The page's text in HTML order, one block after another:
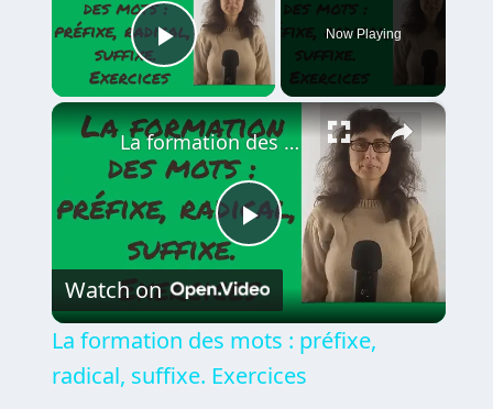
Play Video
Now Playing
×
Play
Video
La formation des mots : préfixe, radical, suffixe. Exercices
Watch on
La formation des mots : préfixe,
radical, suffixe. Exercices